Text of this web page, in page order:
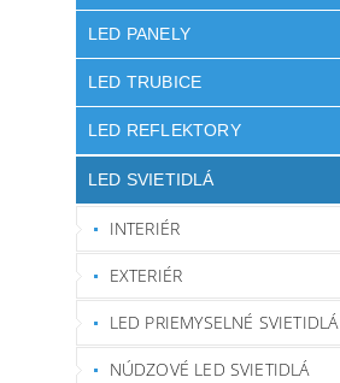
LED PANELY
LED TRUBICE
LED REFLEKTORY
LED SVIETIDLÁ
INTERIÉR
EXTERIÉR
LED PRIEMYSELNÉ SVIETIDLÁ
NÚDZOVÉ LED SVIETIDLÁ